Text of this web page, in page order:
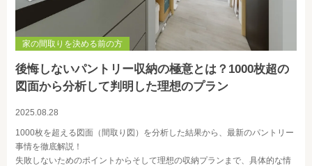
家の間取りを決める前の方
後悔しないパントリー収納の極意とは？1000枚超の
図面から分析して判明した理想のプラン
2025.08.28
1000枚を超える図面（間取り図）を分析した結果から、最新のパントリー
事情を徹底解説！
失敗しないためのポイントからそして理想の収納プランまで、具体的な情